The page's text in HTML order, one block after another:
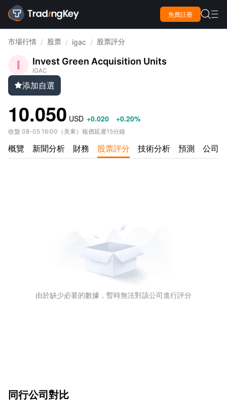
免費註冊  
市場行情 / 股票 / igac / 股票評分
Invest Green Acquisition Units
IGAC
添加自選
10.050 USD +0.020 +0.20%
收盤 08-05 16:00 （ 美東 ） 報價延遲15分鐘
概覽 新聞分析 財務 股票評分 技術分析 預測 公司
由於缺少必要的數據，暫時無法對該公司進行評分
同行公司對比